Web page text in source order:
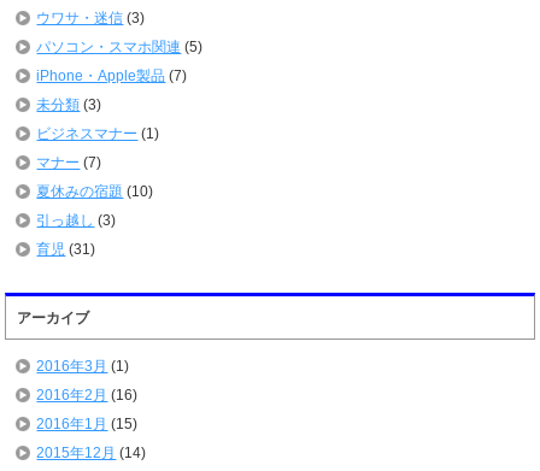
ウワサ・迷信 (3)
パソコン・スマホ関連 (5)
iPhone・Apple製品 (7)
未分類 (3)
ビジネスマナー (1)
マナー (7)
夏休みの宿題 (10)
引っ越し (3)
育児 (31)
アーカイブ
2016年3月 (1)
2016年2月 (16)
2016年1月 (15)
2015年12月 (14)